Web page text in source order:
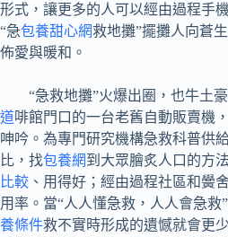
形式，讓更多的人可以經由過程手
“急包養甜心網救地攤”擺攤人向蒼
佈愛與暖和。
“急救地攤”火爆出圈，也牛土
道啡館門口的一台老舊自動販賣機
呻吟。為專門研究機構急救科普供
比，找包養網到大眾膾炙人口的方
比較 、用得好；經由過程社區和黌
用率。當“人人懂急救，人人會急救
養條件救不實時形成的遺憾就會更